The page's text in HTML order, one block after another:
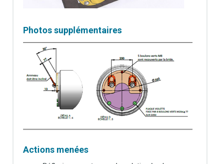
Photos supplémentaires
Actions menées